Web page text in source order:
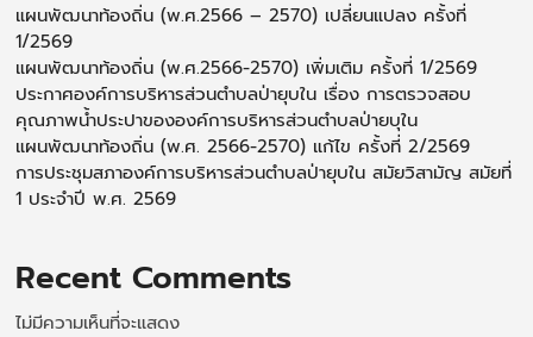
แผนพัฒนาท้องถิ่น (พ.ศ.2566 – 2570) เปลี่ยนแปลง ครั้งที่
1/2569
แผนพัฒนาท้องถิ่น (พ.ศ.2566-2570) เพิ่มเติม ครั้งที่ 1/2569
ประกาศองค์การบริหารส่วนตำบลป่ายุบใน เรื่อง การตรวจสอบ
คุณภาพน้ำประปาขององค์การบริหารส่วนตำบลป่ายบุใน
แผนพัฒนาท้องถิ่น (พ.ศ. 2566-2570) แก้ไข ครั้งที่ 2/2569
การประชุมสภาองค์การบริหารส่วนตำบลป่ายุบใน สมัยวิสามัญ สมัยที่
1 ประจำปี พ.ศ. 2569
Recent Comments
ไม่มีความเห็นที่จะแสดง